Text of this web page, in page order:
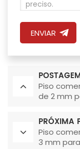
ENVIAR
Piso
de 2 mm
PRÓXIMA
Piso
3 mm